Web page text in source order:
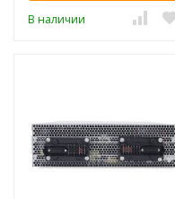
В наличии